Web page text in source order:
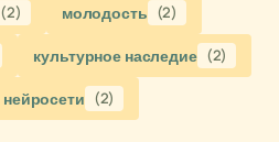
(2) молодость (2)
культурное наследие (2)
нейросети (2)